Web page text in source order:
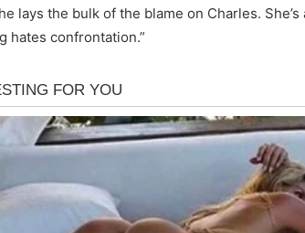
lays the bulk of the blame on Charles.
hates confrontation.”